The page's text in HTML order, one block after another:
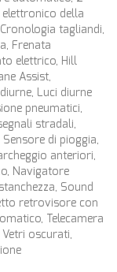
della
tagliandi,
Frenata
elettrico, Hill
Assist,
Luci diurne
pneumatici,
stradali,
di pioggia,
anteriori,
Navigatore
Sound
retrovisore con
Telecamera
oscurati,